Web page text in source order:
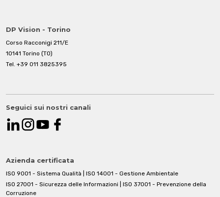
DP Vision - Torino
Corso Racconigi 211/E
10141 Torino (TO)
Tel. +39 011 3825395
Azienda certificata
ISO 9001 - Sistema Qualità | ISO 14001 - Gestione Ambientale
ISO 27001 - Sicurezza delle Informazioni | ISO 37001 - Prevenzione della
Corruzione
Seguici sui nostri canali